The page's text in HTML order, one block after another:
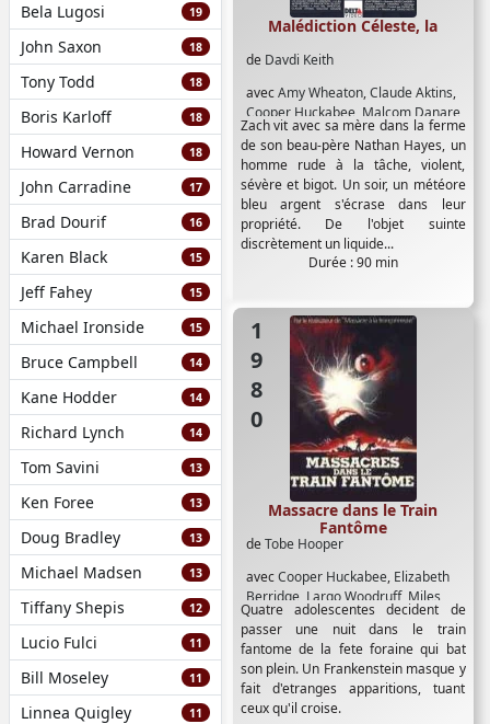
Bela Lugosi 19
John Saxon 18
Tony Todd 18
Boris Karloff 18
Howard Vernon 18
John Carradine 17
Brad Dourif 16
Karen Black 15
Jeff Fahey 15
Michael Ironside 15
Bruce Campbell 14
Kane Hodder 14
Richard Lynch 14
Tom Savini 13
Ken Foree 13
Doug Bradley 13
Michael Madsen 13
Tiffany Shepis 12
Lucio Fulci 11
Bill Moseley 11
Linnea Quigley 11
de Davdi Keith
avecAmy Wheaton,Claude Aktins,
Cooper Huckabee, Malcom Danare,
Will Wheaton
Malédiction Céleste, la
Zach vit avec sa mère dans la ferme
de son beau-père Nathan Hayes, un
homme rude à la tâche, violent,
sévère et bigot. Un soir, un météore
bleu argent s'écrase dans leur
propriété. De l'objet suinte
discrètement un liquide...
Durée : 90 min
1980
deTobe Hooper
avecCooper Huckabee, Elizabeth
Berridge, Largo Woodruff, Miles
Chapin ,Sylvia Miles,William Finley
Massacre dans le Train
Fantôme
Quatre adolescentes decident de
passer une nuit dans le train
fantome de la fete foraine qui bat
son plein. Un Frankenstein masque y
fait d'etranges apparitions, tuant
ceux qu'il croise.